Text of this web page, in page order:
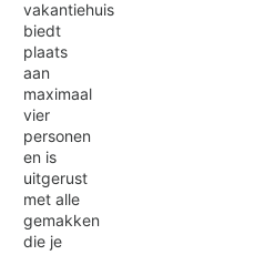
vakantiehuis
biedt
plaats
aan
maximaal
vier
personen
en is
uitgerust
met alle
gemakken
die je